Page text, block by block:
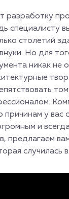
разработку
специалисту
столетий
Но для
никак не
у
и
предлагаем
случилась